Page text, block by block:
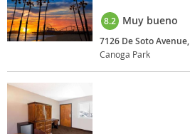
8.2 Muy bueno
7126 De Soto Avenue,
Canoga Park